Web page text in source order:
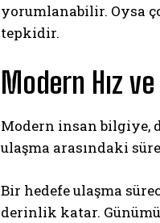
yorumlanabilir. Oysa
tepkidir.
Modern Hız
Modern insan bilgiye,
ulaşma arasındaki
Bir hedefe ulaşma
derinlik katar.